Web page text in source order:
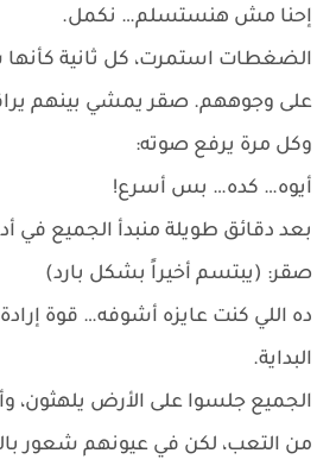
إحنا مش هنستسلم… نكمل.
الضغطات استمرت، كل ثانية كأنها
على وجوههم. صقر يمشي بينهم
وكل مرة يرفع صوته:
أيوه… كده… بس أسرع!
بعد دقائق طويلة منبدأ الجميع في
صقر: (يبتسم أخيراً بشكل بارد)
ده اللي كنت عايزه أشوفه… قوة
البداية.
الجميع جلسوا على الأرض
من التعب، لكن في عيونهم شعور